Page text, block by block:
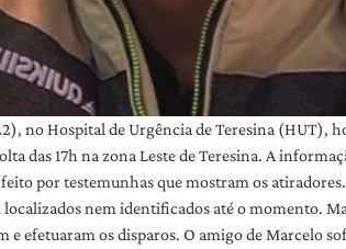
no Hospital de Urgência de Teresina (HUT),
das 17h na zona Leste de Teresina. A
por testemunhas que mostram os
nem identificados até o momento.
efetuaram os disparos. O amigo de Marcelo